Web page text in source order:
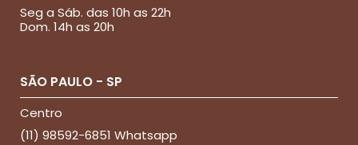
Seg a Sáb. das 10h as 22h
Dom. 14h as 20h
SÃO PAULO - SP
Centro
(11) 98592-6851 Whatsapp